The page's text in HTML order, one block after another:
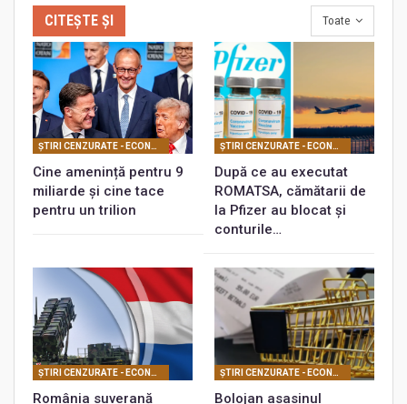
Toate
CITEȘTE ȘI
ŞTIRI CENZURATE - ECONOMIC
Cine amenință pentru 9
miliarde și cine tace
pentru un trilion
ŞTIRI CENZURATE - ECONOMIC
După ce au executat
ROMATSA, cămătarii de
la Pfizer au blocat și
conturile…
ŞTIRI CENZURATE - ECONOMIC
România suverană
ŞTIRI CENZURATE - ECONOMIC
Bolojan asasinul